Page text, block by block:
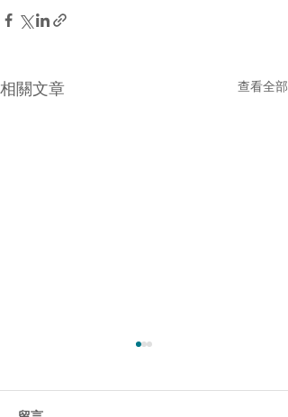
相關文章 查看全部